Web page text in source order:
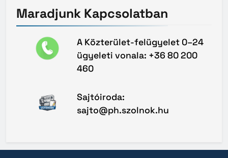
Maradjunk Kapcsolatban
A Közterület-felügyelet 0–24
ügyeleti vonala: +36 80 200
460
Sajtóiroda:
sajto@ph.szolnok.hu